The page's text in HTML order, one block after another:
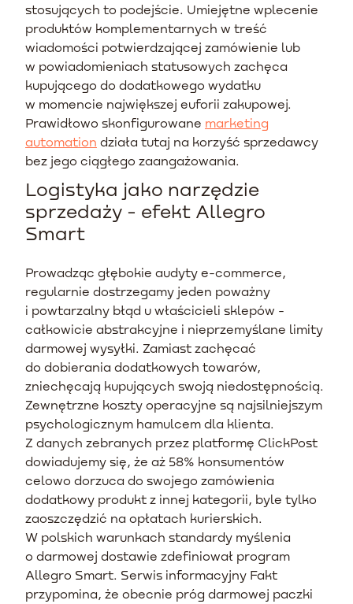
stosujących to podejście. Umiejętne wplecenie
produktów komplementarnych w treść
wiadomości potwierdzającej zamówienie lub
w powiadomieniach statusowych zachęca
kupującego do dodatkowego wydatku
w momencie największej euforii zakupowej.
Prawidłowo skonfigurowane marketing
automation działa tutaj na korzyść sprzedawcy
bez jego ciągłego zaangażowania.
Logistyka jako narzędzie
sprzedaży - efekt Allegro
Smart
Prowadząc głębokie audyty e-commerce,
regularnie dostrzegamy jeden poważny
i powtarzalny błąd u właścicieli sklepów -
całkowicie abstrakcyjne i nieprzemyślane limity
darmowej wysyłki. Zamiast zachęcać
do dobierania dodatkowych towarów,
zniechęcają kupujących swoją niedostępnością.
Zewnętrzne koszty operacyjne są najsilniejszym
psychologicznym hamulcem dla klienta.
Z danych zebranych przez platformę ClickPost
dowiadujemy się, że aż 58% konsumentów
celowo dorzuca do swojego zamówienia
dodatkowy produkt z innej kategorii, byle tylko
zaoszczędzić na opłatach kurierskich.
W polskich warunkach standardy myślenia
o darmowej dostawie zdefiniował program
Allegro Smart. Serwis informacyjny Fakt
przypomina, że obecnie próg darmowej paczki